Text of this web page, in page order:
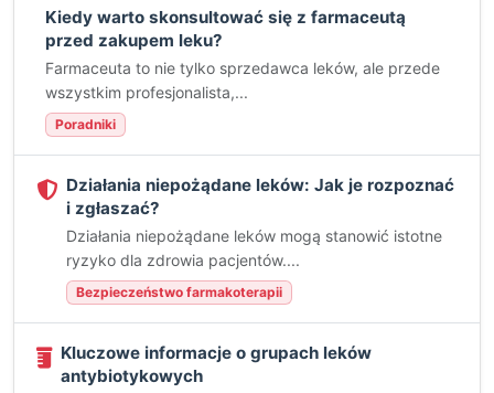
Kiedy warto skonsultować się z farmaceutą
przed zakupem leku?
Farmaceuta to nie tylko sprzedawca leków, ale przede
wszystkim profesjonalista,...
Poradniki
Działania niepożądane leków: Jak je rozpoznać
i zgłaszać?
Działania niepożądane leków mogą stanowić istotne
ryzyko dla zdrowia pacjentów....
Bezpieczeństwo farmakoterapii
Kluczowe informacje o grupach leków
antybiotykowych